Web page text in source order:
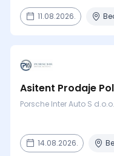
11.08.2026.
Asitent Prodaje
Porsche Inter Auto S d.o.o.
14.08.2026.